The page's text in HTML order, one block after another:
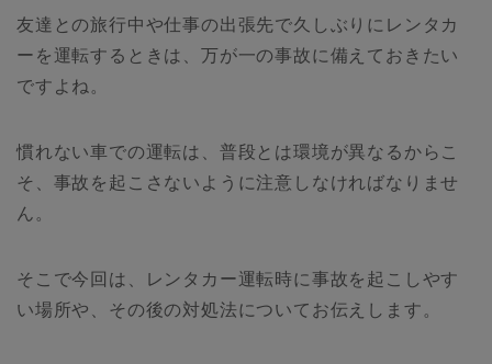
友達との旅行中や仕事の出張先で久しぶりにレンタカ
ーを運転するときは、万が一の事故に備えておきたい
ですよね。
慣れない車での運転は、普段とは環境が異なるからこ
そ、事故を起こさないように注意しなければなりませ
ん。
そこで今回は、レンタカー運転時に事故を起こしやす
い場所や、その後の対処法についてお伝えします。